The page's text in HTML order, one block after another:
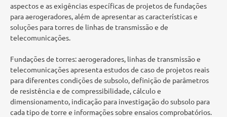
aspectos e as exigências específicas de projetos de fundações
para aerogeradores, além de apresentar as características e
soluções para torres de linhas de transmissão e de
telecomunicações.
Fundações de torres: aerogeradores, linhas de transmissão e
telecomunicações apresenta estudos de caso de projetos reais
para diferentes condições de subsolo, definição de parâmetros
de resistência e de compressibilidade, cálculo e
dimensionamento, indicação para investigação do subsolo para
cada tipo de torre e informações sobre ensaios comprobatórios.